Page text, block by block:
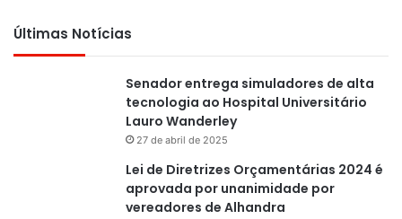
Últimas Notícias
Senador entrega simuladores de alta
tecnologia ao Hospital Universitário
Lauro Wanderley
27 de abril de 2025
Lei de Diretrizes Orçamentárias 2024 é
aprovada por unanimidade por
vereadores de Alhandra